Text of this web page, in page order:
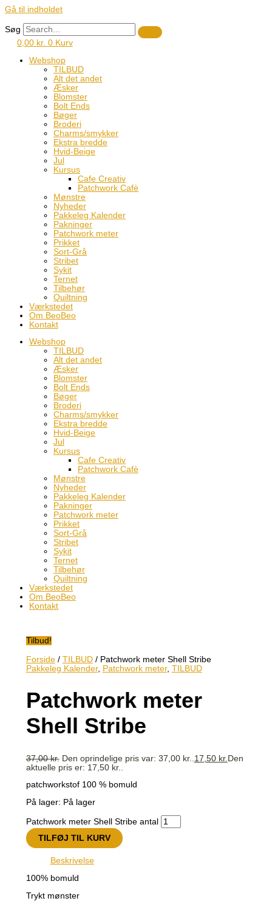
Gå til indholdet
Søg
0,00 kr. 0 Kurv
Webshop
TILBUD
Alt det andet
Æsker
Blomster
Bolt Ends
Bøger
Broderi
Charms/smykker
Ekstra bredde
Hvid-Beige
Jul
Kursus
Cafe Creativ
Patchwork Cafè
Mønstre
Nyheder
Pakkeleg Kalender
Pakninger
Patchwork meter
Prikket
Sort-Grå
Stribet
Sykit
Ternet
Tilbehør
Quiltning
Værkstedet
Om BeoBeo
Kontakt
Webshop
TILBUD
Alt det andet
Æsker
Blomster
Bolt Ends
Bøger
Broderi
Charms/smykker
Ekstra bredde
Hvid-Beige
Jul
Kursus
Cafe Creativ
Patchwork Cafè
Mønstre
Nyheder
Pakkeleg Kalender
Pakninger
Patchwork meter
Prikket
Sort-Grå
Stribet
Sykit
Ternet
Tilbehør
Quiltning
Værkstedet
Om BeoBeo
Kontakt
Tilbud!
Forside/ TILBUD/ Patchwork meter Shell Stribe
Pakkeleg Kalender, Patchwork meter, TILBUD
Patchwork meter
Shell Stribe
37,00kr. Den oprindelige pris var: 37,00 kr.. 17,50 kr. Den
aktuelle pris er: 17,50 kr..
patchworkstof 100 % bomuld
På lager: På lager
Patchwork meter Shell Stribe antal
TILFØJ TIL KURV
Beskrivelse
100% bomuld
Trykt mønster